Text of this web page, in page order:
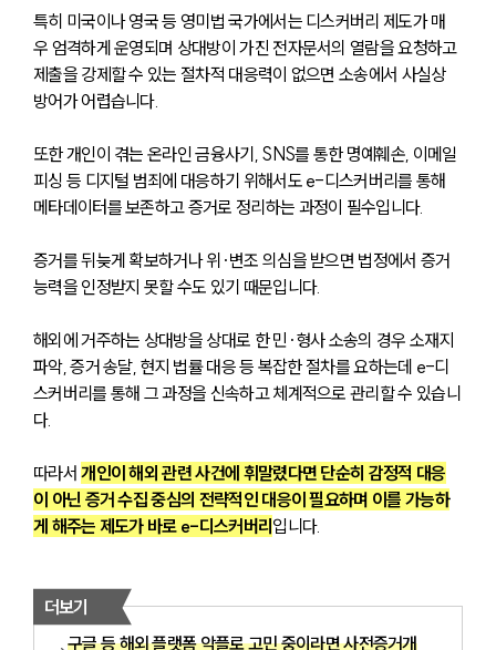
특히 미국이나 영국 등 영미법 국가에서는 디스커버리 제도가 매
우 엄격하게 운영되며 상대방이 가진 전자문서의 열람을 요청하고
제출을 강제할 수 있는 절차적 대응력이 없으면 소송에서 사실상
방어가 어렵습니다.
또한 개인이 겪는 온라인 금융사기, SNS를 통한 명예훼손, 이메일
피싱 등 디지털 범죄에 대응하기 위해서도 e-디스커버리를 통해
메타데이터를 보존하고 증거로 정리하는 과정이 필수입니다.
증거를 뒤늦게 확보하거나 위·변조 의심을 받으면 법정에서 증거
능력을 인정받지 못할 수도 있기 때문입니다.
해외에 거주하는 상대방을 상대로 한 민·형사 소송의 경우 소재지
파악, 증거 송달, 현지 법률 대응 등 복잡한 절차를 요하는데 e-디
스커버리를 통해 그 과정을 신속하고 체계적으로 관리할 수 있습니
다.
따라서 개인이 해외 관련 사건에 휘말렸다면 단순히 감정적 대응
이 아닌 증거 수집 중심의 전략적인 대응이 필요하며 이를 가능하
게 해주는 제도가 바로 e-디스커버리입니다.
더보기
구글 등 해외 플랫폼 악플로 고민 중이라면 사전증거개